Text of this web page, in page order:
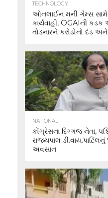
TECHNOLOGY
ઓનલાઈન મની ગેમ્સ સામે
કાર્યવાહી, OGAIની
તોડનારને કરોડોનો દંડ
NATIONAL
કોંગ્રેસના દિગ્ગજ નેતા,
રાજ્યપાલ
અવસાન